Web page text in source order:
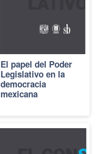
El papel del Poder
Legislativo en la
democracia
mexicana